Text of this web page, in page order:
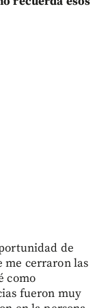
de
me cerraron las
como
fueron muy